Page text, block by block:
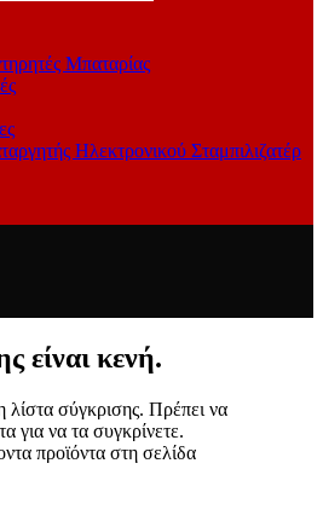
Μπαταρίας
Ηλεκτρονικού Σταμπιλιζατέρ
είναι κενή.
λίστα σύγκρισης. Πρέπει να
για να τα συγκρίνετε.
προϊόντα στη σελίδα